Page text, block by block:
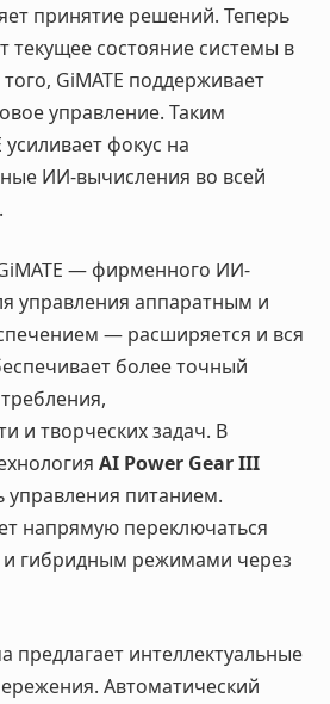
принятие решений. Теперь
текущее состояние системы в
GiMATE поддерживает
управление. Таким
фокус на
ИИ-вычисления во всей
— фирменного ИИ-
управления аппаратным и
— расширяется и вся
более точный
и творческих задач. В
AI Power Gear III
управления питанием.
напрямую переключаться
гибридным режимами через
предлагает интеллектуальные
Автоматический